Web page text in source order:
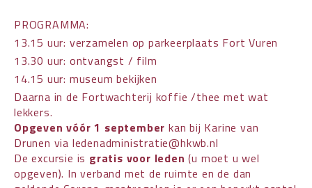
PROGRAMMA:
13.15 uur: verzamelen op parkeerplaats Fort Vuren
13.30 uur: ontvangst / film
14.15 uur: museum bekijken
Daarna in de Fortwachterij koffie /thee met wat
lekkers.
Opgeven vóór 1 september kan bij Karine van
Drunen via ledenadministratie@hkwb.nl
De excursie is gratis voor leden (u moet u wel
opgeven). In verband met de ruimte en de dan